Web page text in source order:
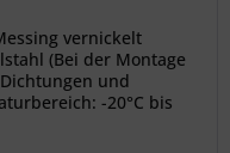
vernickelt
(Bei der Montage
und
-20°C bis